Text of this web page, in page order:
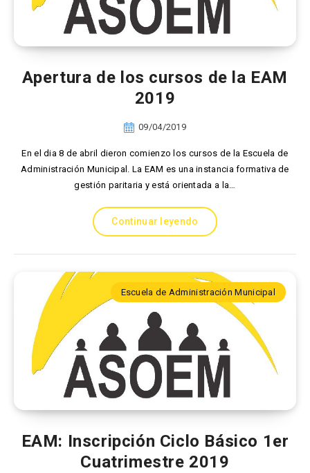
Apertura de los cursos de la EAM
2019
09/04/2019
En el dia 8 de abril dieron comienzo los cursos de la Escuela de
Administración Municipal. La EAM es una instancia formativa de
gestión paritaria y está orientada a la…
Continuar leyendo
Escuela de Administración Municipal
EAM: Inscripción Ciclo Básico 1er
Cuatrimestre 2019